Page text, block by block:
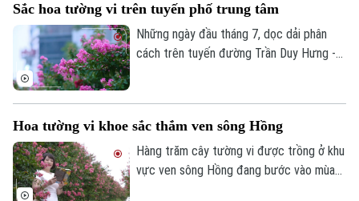
Theo dõi Hà Nội On
gian phát triển mới.
Sắc hoa tường vi trên tuyến phố trung tâm
Những ngày đầu tháng 7, dọc dải phân
cách trên tuyến đường Trần Duy Hưng -
lòng Thủ đô.
Hoa tường vi khoe sắc thắm ven sông Hồng
Hàng trăm cây tường vi được trồng ở khu
vực ven sông Hồng đang bước vào mùa